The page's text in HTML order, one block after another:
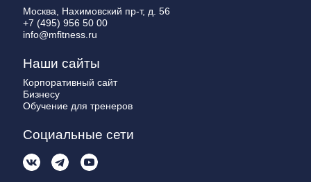
Москва, Нахимовский пр-т, д. 56
+7 (495) 956 50 00
info@mfitness.ru
Наши сайты
Корпоративный сайт
Бизнесу
Обучение для тренеров
Социальные сети